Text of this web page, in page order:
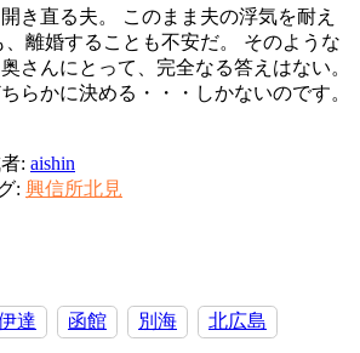
。
き直る夫。 このまま夫の浮気を耐え
、離婚することも不安だ。 そのような
さんにとって、完全なる答えはない。
らかに決める・・・しかないのです。
: aishin
: 興信所北見
達 函館 別海 北広島